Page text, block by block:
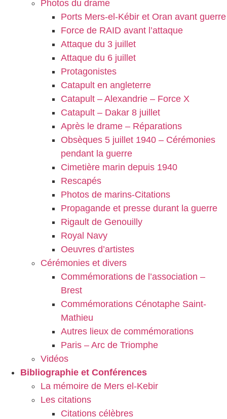
Photos du drame
Ports Mers-el-Kébir et Oran avant guerre
Force de RAID avant l’attaque
Attaque du 3 juillet
Attaque du 6 juillet
Protagonistes
Catapult en angleterre
Catapult – Alexandrie – Force X
Catapult – Dakar 8 juillet
Après le drame – Réparations
Obsèques 5 juillet 1940 – Cérémonies
pendant la guerre
Cimetière marin depuis 1940
Rescapés
Photos de marins-Citations
Propagande et presse durant la guerre
Rigault de Genouilly
Royal Navy
Oeuvres d’artistes
Cérémonies et divers
Commémorations de l’association –
Brest
Commémorations Cénotaphe Saint-
Mathieu
Autres lieux de commémorations
Paris – Arc de Triomphe
Vidéos
Bibliographie et Conférences
La mémoire de Mers el-Kebir
Les citations
Citations célèbres